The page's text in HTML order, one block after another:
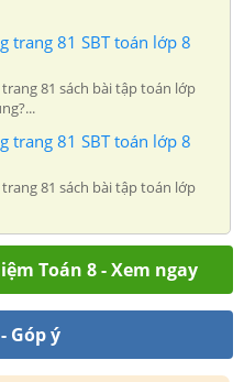
trang 81 SBT toán lớp 8
81 sách bài tập toán lớp
trang 81 SBT toán lớp 8
81 sách bài tập toán lớp
Toán 8 - Xem ngay
Góp ý